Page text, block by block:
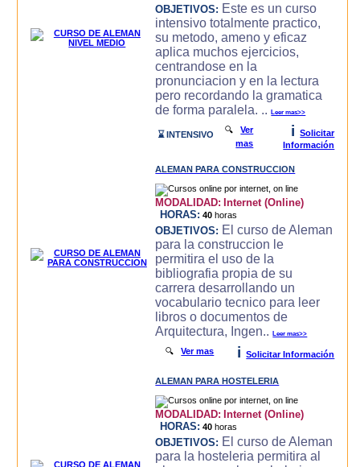
OBJETIVOS: Este es un curso
intensivo totalmente practico,
su metodo, ameno y eficaz
aplica muchos ejercicios,
centrandose en la
pronunciacion y en la lectura
pero recordando la gramatica
de forma paralela. ..Leer mas>>
⌛ INTENSIVO 🔍Ver
mas
i
Solicitar
Información
ALEMAN PARA CONSTRUCCION
MODALIDAD: Internet (Online)
HORAS: 40 horas
OBJETIVOS: El curso de Aleman
para la construccion le
permitira el uso de la
bibliografia propia de su
carrera desarrollando un
vocabulario tecnico para leer
libros o documentos de
Arquitectura, Ingen..Leer mas>>
🔍Ver mas i Solicitar Información
ALEMAN PARA HOSTELERIA
MODALIDAD: Internet (Online)
HORAS: 40 horas
OBJETIVOS: El curso de Aleman
para la hosteleria permitira al